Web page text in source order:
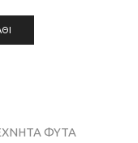
ΦΥΤΑ